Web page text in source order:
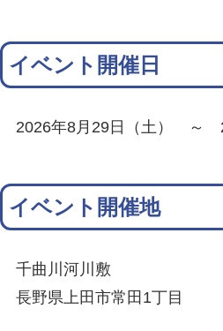
イベント開催日
2026年8月29日（土） ～
イベント開催地
千曲川河川敷
長野県上田市常田1丁目